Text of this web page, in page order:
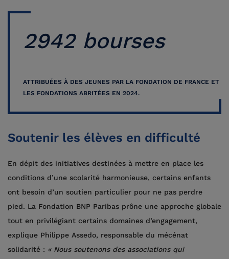
2942 bourses
ATTRIBUÉES À DES JEUNES PAR LA FONDATION DE FRANCE ET
LES FONDATIONS ABRITÉES EN 2024.
Soutenir les élèves en difficulté
En dépit des initiatives destinées à mettre en place les
conditions d’une scolarité harmonieuse, certains enfants
ont besoin d’un soutien particulier pour ne pas perdre
pied. La Fondation BNP Paribas prône une approche globale
tout en privilégiant certains domaines d’engagement,
explique Philippe Assedo, responsable du mécénat
solidarité : « Nous soutenons des associations qui